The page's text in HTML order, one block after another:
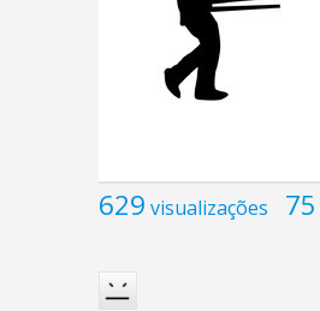
629 visualizações 75